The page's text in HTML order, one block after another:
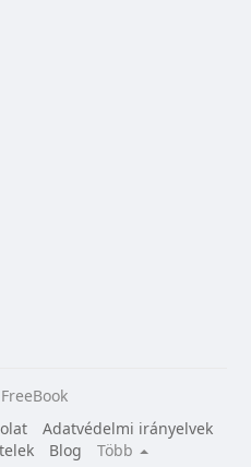
Adatvédelmi irányelvek
Blog
Több